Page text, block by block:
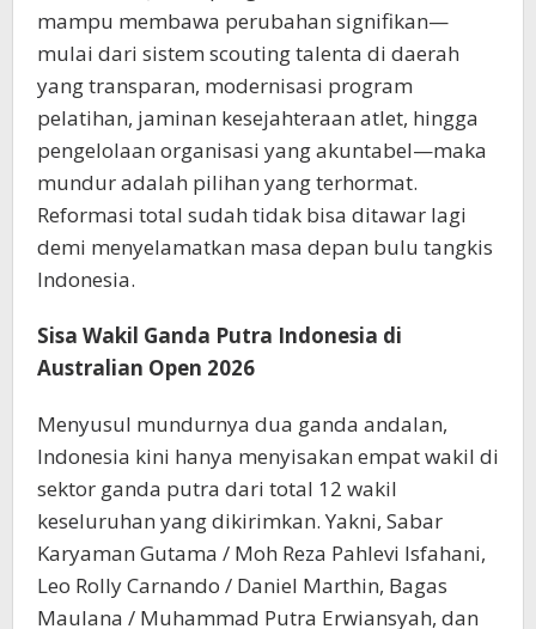
mampu membawa perubahan signifikan—
mulai dari sistem scouting talenta di daerah
yang transparan, modernisasi program
pelatihan, jaminan kesejahteraan atlet, hingga
pengelolaan organisasi yang akuntabel—maka
mundur adalah pilihan yang terhormat.
Reformasi total sudah tidak bisa ditawar lagi
demi menyelamatkan masa depan bulu tangkis
Indonesia.
Sisa Wakil Ganda Putra Indonesia di
Australian Open 2026
Menyusul mundurnya dua ganda andalan,
Indonesia kini hanya menyisakan empat wakil di
sektor ganda putra dari total 12 wakil
keseluruhan yang dikirimkan. Yakni, Sabar
Karyaman Gutama / Moh Reza Pahlevi Isfahani,
Leo Rolly Carnando / Daniel Marthin, Bagas
Maulana / Muhammad Putra Erwiansyah, dan